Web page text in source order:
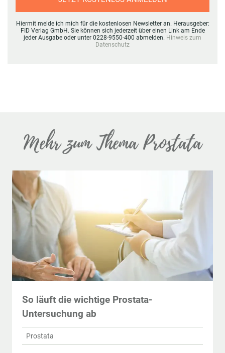
Hiermit melde ich mich für die kostenlosen Newsletter an. Herausgeber:
FID Verlag GmbH. Sie können sich jederzeit über einen Link am Ende
jeder Ausgabe oder unter 0228-9550-400 abmelden. Hinweis zum
Datenschutz
Mehr zum Thema Prostata
So läuft die wichtige Prostata-
Untersuchung ab
Prostata